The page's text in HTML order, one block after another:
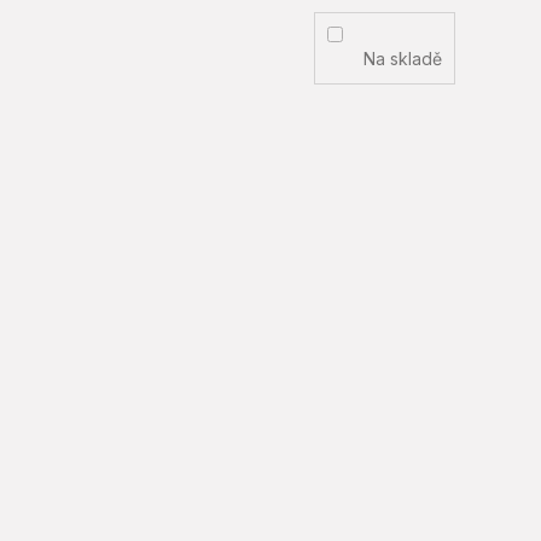
Na skladě